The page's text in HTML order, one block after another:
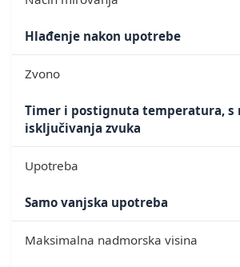
Hlađenje nakon upotrebe
Zvono
Timer i postignuta temperatura, s
isključivanja zvuka
Upotreba
Samo vanjska upotreba
Maksimalna nadmorska visina